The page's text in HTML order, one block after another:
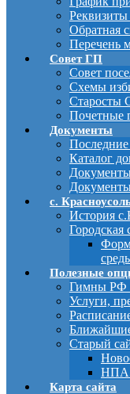
Обратная
Перечень
Совет ГП
Совет
Схемы
Старосты
Почетные
Документы
Каталог
с.
История
Городская
Полезные
Гимны РФ
Услуги,
Старый
НПА.
Карта сайта